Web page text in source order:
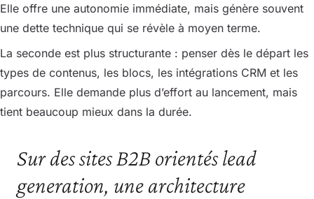
Elle offre une autonomie immédiate, mais génère souvent
une dette technique qui se révèle à moyen terme.
La seconde est plus structurante : penser dès le départ les
types de contenus, les blocs, les intégrations CRM et les
parcours. Elle demande plus d’effort au lancement, mais
tient beaucoup mieux dans la durée.
Sur des sites B2B orientés lead
generation, une architecture